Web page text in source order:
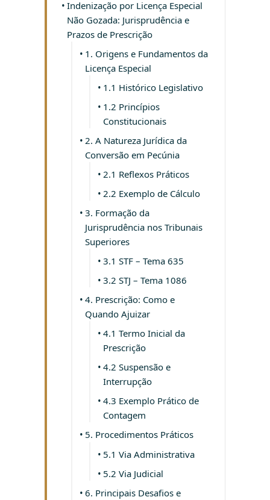
Indenização por Licença Especial
Não Gozada: Jurisprudência e
Prazos de Prescrição
1. Origens e Fundamentos da
Licença Especial
1.1 Histórico Legislativo
1.2 Princípios
Constitucionais
2. A Natureza Jurídica da
Conversão em Pecúnia
2.1 Reflexos Práticos
2.2 Exemplo de Cálculo
3. Formação da
Jurisprudência nos Tribunais
Superiores
3.1 STF – Tema 635
3.2 STJ – Tema 1086
4. Prescrição: Como e
Quando Ajuizar
4.1 Termo Inicial da
Prescrição
4.2 Suspensão e
Interrupção
4.3 Exemplo Prático de
Contagem
5. Procedimentos Práticos
5.1 Via Administrativa
5.2 Via Judicial
6. Principais Desafios e